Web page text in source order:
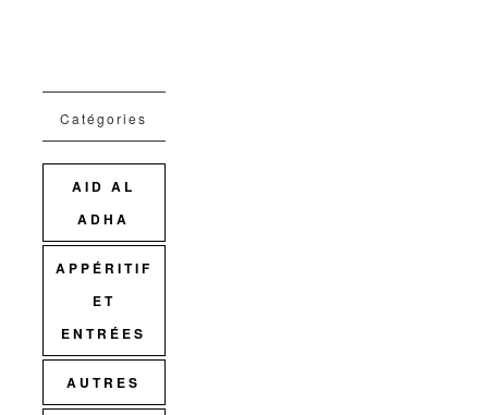
Catégories
AID AL
ADHA
APPÉRITIF
ET
ENTRÉES
AUTRES